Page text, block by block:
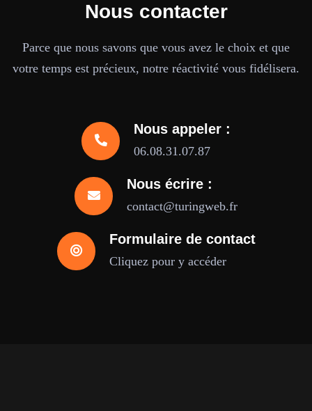
Nous contacter
Parce que nous savons que vous avez le choix et que
votre temps est précieux, notre réactivité vous fidélisera.
Nous appeler :
06.08.31.07.87
Nous écrire :
contact@turingweb.fr
Formulaire de contact
Cliquez pour y accéder